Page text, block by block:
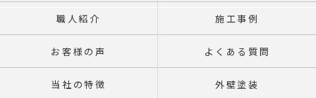
職人紹介 施工事例
お客様の声 よくある質問
当社の特徴 外壁塗装